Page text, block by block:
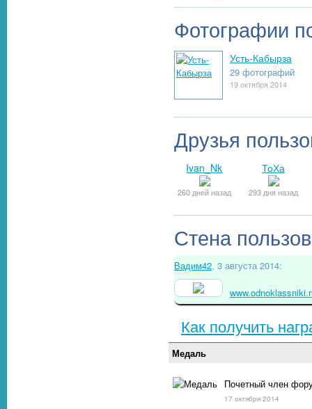
Фотографии
Усть-Кабырза
29 фотографий
19 октября 2014
Друзья
Ivan_Nk
260 дней назад
ТоХа
293 дня назад
Стена
Вадим42, 3 августа 2014:
Как получить
Медаль
Почетный член
17 октября 2014